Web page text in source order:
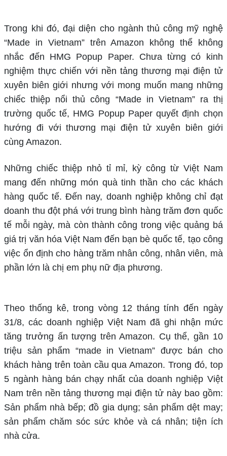
Trong khi đó, đại diện cho ngành thủ công mỹ nghệ
“Made in Vietnam” trên Amazon không thể không
nhắc đến HMG Popup Paper. Chưa từng có kinh
nghiệm thực chiến với nền tảng thương mại điện tử
xuyên biên giới nhưng với mong muốn mang những
chiếc thiệp nổi thủ công “Made in Vietnam” ra thị
trường quốc tế, HMG Popup Paper quyết định chọn
hướng đi với thương mại điện tử xuyên biên giới
cùng Amazon.
Những chiếc thiệp nhỏ tỉ mỉ, kỳ công từ Việt Nam
mang đến những món quà tinh thần cho các khách
hàng quốc tế. Đến nay, doanh nghiệp không chỉ đạt
doanh thu đột phá với trung bình hàng trăm đơn quốc
tế mỗi ngày, mà còn thành công trong việc quảng bá
giá trị văn hóa Việt Nam đến bạn bè quốc tế, tạo công
việc ổn định cho hàng trăm nhân công, nhân viên, mà
phần lớn là chị em phụ nữ địa phương.
Theo thống kê, trong vòng 12 tháng tính đến ngày
31/8, các doanh nghiệp Việt Nam đã ghi nhận mức
tăng trưởng ấn tượng trên Amazon. Cụ thể, gần 10
triệu sản phẩm “made in Vietnam” được bán cho
khách hàng trên toàn cầu qua Amazon. Trong đó, top
5 ngành hàng bán chạy nhất của doanh nghiệp Việt
Nam trên nền tảng thương mại điện tử này bao gồm:
Sản phẩm nhà bếp; đồ gia dụng; sản phẩm dệt may;
sản phẩm chăm sóc sức khỏe và cá nhân; tiện ích
nhà cửa.